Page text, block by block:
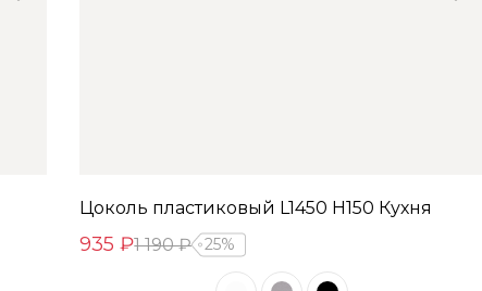
Цоколь пластиковый L1450 Н150 Кухня
935 ₽1 190 ₽ 25%